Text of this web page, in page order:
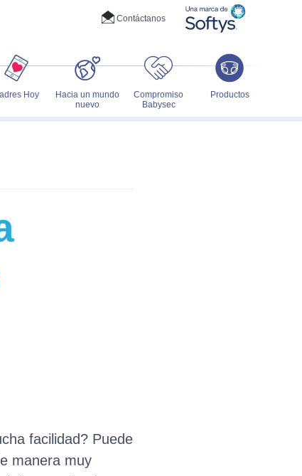
Hoy
Hacia un mundo
nuevo
Compromiso
Babysec
Productos
Contáctanos
facilidad? Puede
manera muy